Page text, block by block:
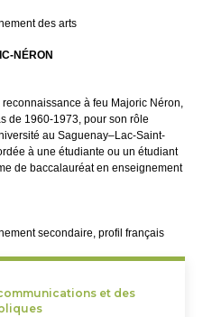
des arts
NÉRON
à feu Majoric Néron,
de 1960-1973, pour son rôle
au Saguenay–Lac-Saint-
à une étudiante ou un étudiant
de baccalauréat en enseignement
secondaire, profil français
et des